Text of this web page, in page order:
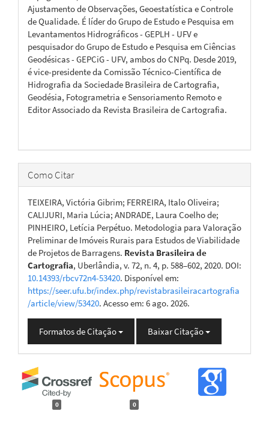
Ajustamento de Observações, Geoestatística e Controle
de Qualidade. É líder do Grupo de Estudo e Pesquisa em
Levantamentos Hidrográficos - GEPLH - UFV e
pesquisador do Grupo de Estudo e Pesquisa em Ciências
Geodésicas - GEPCiG - UFV, ambos do CNPq. Desde 2019,
é vice-presidente da Comissão Técnico-Científica de
Hidrografia da Sociedade Brasileira de Cartografia,
Geodésia, Fotogrametria e Sensoriamento Remoto e
Editor Associado da Revista Brasileira de Cartografia.
Como Citar
TEIXEIRA, Victória Gibrim; FERREIRA, Italo Oliveira;
CALIJURI, Maria Lúcia; ANDRADE, Laura Coelho de;
PINHEIRO, Letícia Perpétuo. Metodologia para Valoração
Preliminar de Imóveis Rurais para Estudos de Viabilidade
de Projetos de Barragens. Revista Brasileira de
Cartografia, Uberlândia, v. 72, n. 4, p. 588–602, 2020. DOI:
10.14393/rbcv72n4-53420. Disponível em:
https://seer.ufu.br/index.php/revistabrasileiracartografia
/article/view/53420. Acesso em: 6 ago. 2026.
Formatos de Citação Baixar Citação
0 0